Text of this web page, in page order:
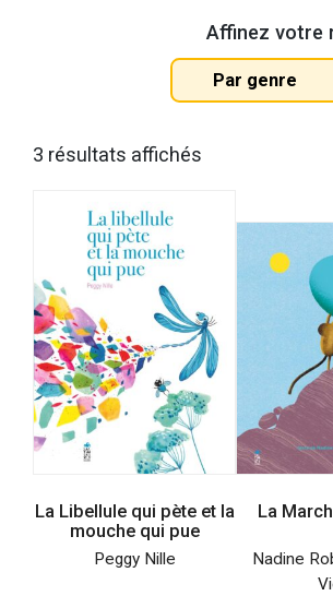
Affinez votre
Tous
les
3 résultats affichés
plus
plus
ancien
La Libellule qui pète et la
mouche qui pue
Peggy Nille
La
Nadine